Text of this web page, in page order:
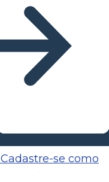
Cadastre-se como